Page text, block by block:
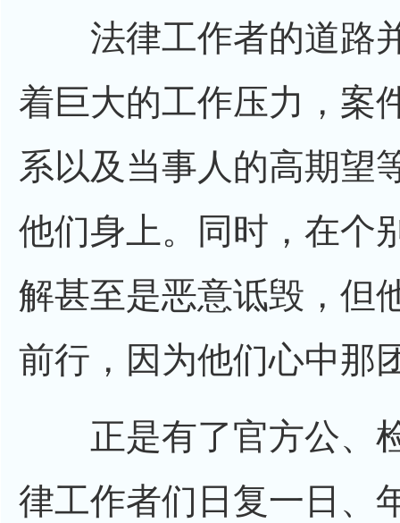
法律工作者的道路
着巨大的工作压力，案
系以及当事人的高期望
他们身上。同时，在个
解甚至是恶意诋毁，但
前行，因为他们心中那
正是有了官方公、
律工作者们日复一日、